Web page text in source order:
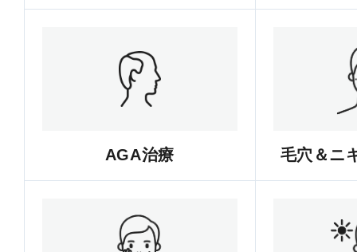
AGA治療 毛穴＆ニ